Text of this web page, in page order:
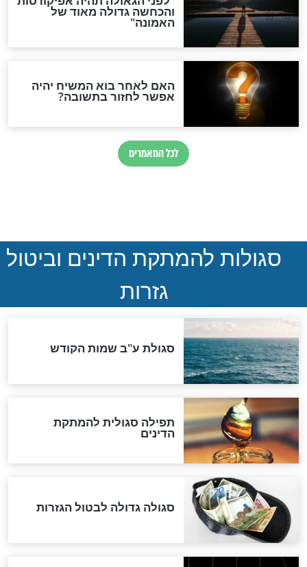
הותר לפרסום: לוחמי מילואים
נהרגו בדרום לבנון
ואיראן: בלי שקיפות ועם הרבה
סימני שאלה
הנדיר של הרשב"ם התגלה
"מודה לקב"ה על כל השנים"
לכל המאמרים
אחרית הימים
האם אפשר לחשב את הקץ?